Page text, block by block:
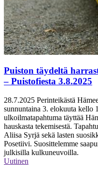
Puiston täydeltä
– Puistofiesta 3.8.2025
28.7.2025 Perinteikästä
sunnuntaina 3. elokuuta kello
ulkoilmatapahtuma täyttää
hauskasta tekemisestä.
Aliisa Syrjä sekä lasten
Posetiivi. Suosittelemme
julkisilla kulkuneuvoilla.
Uutinen